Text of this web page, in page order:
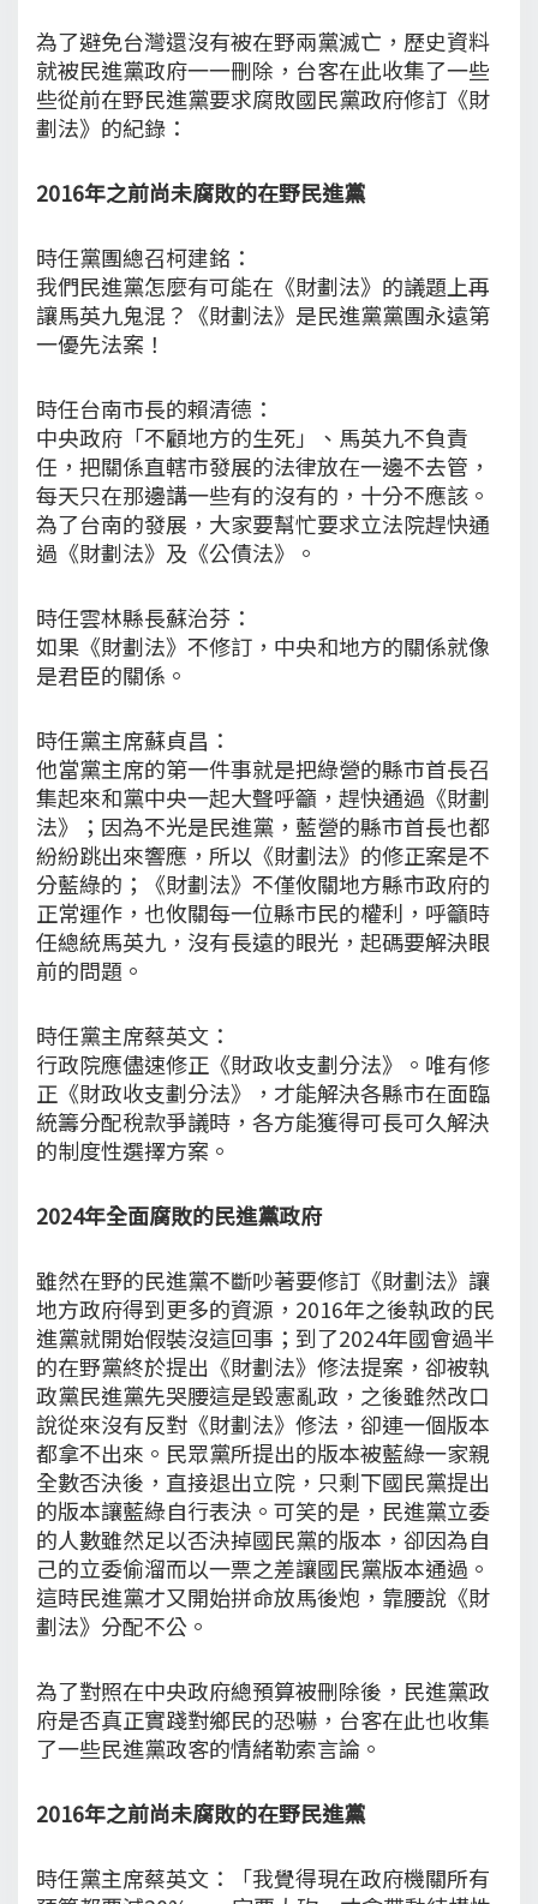
為了避免台灣還沒有被在野兩黨滅亡，歷史資料
就被民進黨政府一一刪除，台客在此收集了一些
些從前在野民進黨要求腐敗國民黨政府修訂《財
劃法》的紀錄：
2016年之前尚未腐敗的在野民進黨
時任黨團總召柯建銘：
我們民進黨怎麼有可能在《財劃法》的議題上再
讓馬英九鬼混？《財劃法》是民進黨黨團永遠第
一優先法案！
時任台南市長的賴清德：
中央政府「不顧地方的生死」、馬英九不負責
任，把關係直轄市發展的法律放在一邊不去管，
每天只在那邊講一些有的沒有的，十分不應該。
為了台南的發展，大家要幫忙要求立法院趕快通
過《財劃法》及《公債法》。
時任雲林縣長蘇治芬：
如果《財劃法》不修訂，中央和地方的關係就像
是君臣的關係。
時任黨主席蘇貞昌：
他當黨主席的第一件事就是把綠營的縣市首長召
集起來和黨中央一起大聲呼籲，趕快通過《財劃
法》；因為不光是民進黨，藍營的縣市首長也都
紛紛跳出來響應，所以《財劃法》的修正案是不
分藍綠的；《財劃法》不僅攸關地方縣市政府的
正常運作，也攸關每一位縣市民的權利，呼籲時
任總統馬英九，沒有長遠的眼光，起碼要解決眼
前的問題。
時任黨主席蔡英文：
行政院應儘速修正《財政收支劃分法》。唯有修
正《財政收支劃分法》，才能解決各縣市在面臨
統籌分配稅款爭議時，各方能獲得可長可久解決
的制度性選擇方案。
2024年全面腐敗的民進黨政府
雖然在野的民進黨不斷吵著要修訂《財劃法》讓
地方政府得到更多的資源，2016年之後執政的民
進黨就開始假裝沒這回事；到了2024年國會過半
的在野黨終於提出《財劃法》修法提案，卻被執
政黨民進黨先哭腰這是毀憲亂政，之後雖然改口
說從來沒有反對《財劃法》修法，卻連一個版本
都拿不出來。民眾黨所提出的版本被藍綠一家親
全數否決後，直接退出立院，只剩下國民黨提出
的版本讓藍綠自行表決。可笑的是，民進黨立委
的人數雖然足以否決掉國民黨的版本，卻因為自
己的立委偷溜而以一票之差讓國民黨版本通過。
這時民進黨才又開始拼命放馬後炮，靠腰說《財
劃法》分配不公。
為了對照在中央政府總預算被刪除後，民進黨政
府是否真正實踐對鄉民的恐嚇，台客在此也收集
了一些民進黨政客的情緒勒索言論。
2016年之前尚未腐敗的在野民進黨
時任黨主席蔡英文：「我覺得現在政府機關所有